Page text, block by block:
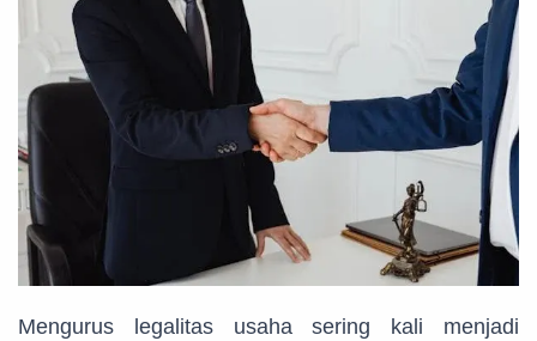
Mengurus legalitas usaha sering kali menjadi